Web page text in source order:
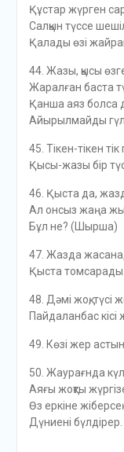
Құстар жүрген
Салқын түссе
Қалады өзі
44. Жазы, қысы
Жаралған баста
Қанша аяз болса
Айырылмайды
45. Тікен-тікен тік
Қысы-жазы бір
46. Қыста да,
Ал онсыз жаңа
Бұл не? (Шырша)
47. Жазда
Қыста
48. Дәмі жоқ, түсі
Пайдаланбас кісі
49. Көзі жер
50. Жаурағнда
Аяғы жоқты
Өз еркіне
Дүниені